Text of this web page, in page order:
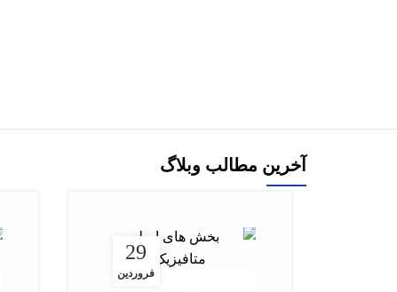
آخرین مطالب وبلاگ
29
فروردین